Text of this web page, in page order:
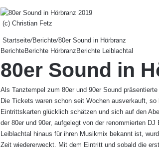
(c) Christian Fetz
Startseite/Berichte/80er Sound in Hörbranz
BerichteBerichte Hörbranz Berichte Leiblachtal
80er Sound in
Als Tanztempel zum 80er und 90er Sound
Die Tickets waren schon seit Wochen ausverkauft,
Eintrittskarten glücklich schätzen und sich auf den
der 80er und 90er, aufgelegt von der renommierten
Leiblachtal hinaus für ihren Musikmix bekannt ist,
Zeit wiedererweckt. Mit dem Eintritt und sobald die